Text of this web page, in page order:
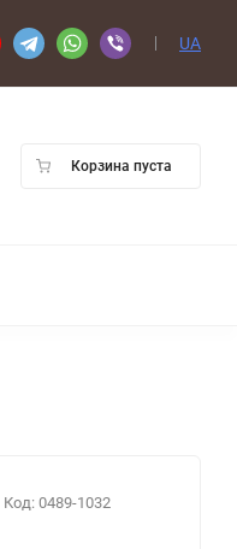
UA
Корзина пуста
Код: 0489-1032